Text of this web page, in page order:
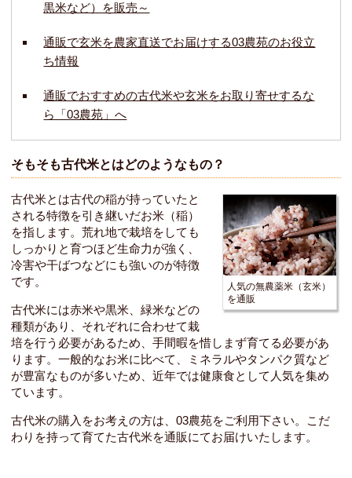
黒米など）を販売～
通販で玄米を農家直送でお届けする03農苑のお役立
ち情報
通販でおすすめの古代米や玄米をお取り寄せするな
ら「03農苑」へ
そもそも古代米とはどのようなもの？
人気の無農薬米（玄米）
を通販
古代米とは古代の稲が持っていたと
される特徴を引き継いだお米（稲）
を指します。荒れ地で栽培をしても
しっかりと育つほど生命力が強く、
冷害や干ばつなどにも強いのが特徴
です。
古代米には赤米や黒米 、緑米などの
種類があり、それぞれに合わせて栽
培を行う必要があるため、手間暇を惜しまず育てる必要があ
ります。一般的なお米に比べて、ミネラルやタンパク質など
が豊富なものが多いため、近年では健康食として人気を集め
ています。
古代米の購入をお考えの方は、03農苑をご利用下さい。こだ
わりを持って育てた古代米を通販にてお届けいたします。